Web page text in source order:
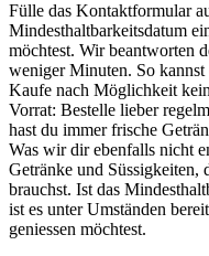
Fülle das Kontaktformular
Mindesthaltbarkeitsdatum
möchtest. Wir beantworten
weniger Minuten. So kannst
Kaufe nach Möglichkeit
Vorrat: Bestelle lieber
hast du immer frische
Was wir dir ebenfalls nicht
Getränke und Süssigkeiten,
brauchst. Ist das
ist es unter Umständen
geniessen möchtest.